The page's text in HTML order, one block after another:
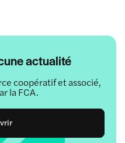
actualité
coopératif et associé,
la FCA.